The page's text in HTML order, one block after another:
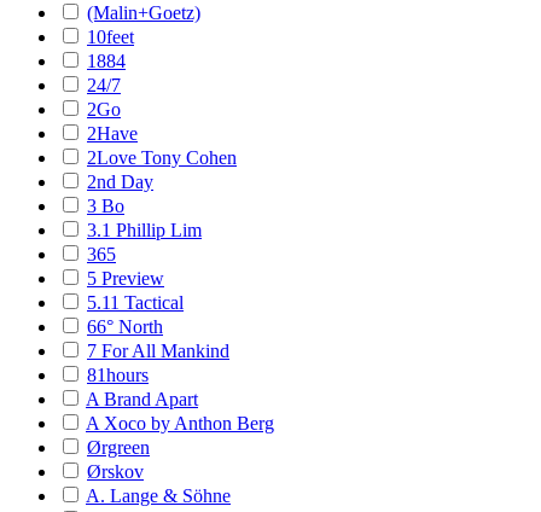
(Malin+Goetz)
10feet
1884
24/7
2Go
2Have
2Love Tony Cohen
2nd Day
3 Bo
3.1 Phillip Lim
365
5 Preview
5.11 Tactical
66° North
7 For All Mankind
81hours
A Brand Apart
A Xoco by Anthon Berg
Ørgreen
Ørskov
A. Lange & Söhne